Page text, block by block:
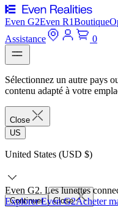
Even G2Even R1Boutique
Assistance
0
Sélectionnez un autre pays
contenu adapté à votre
Close
US
United States (USD $)
Continuer Close
Even G2. Les lunettes
Explorer Even G2Acheter